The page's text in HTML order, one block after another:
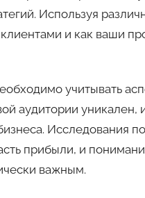
Используя
и как ваши
учитывать
аудитории уникален,
Исследования
прибыли, и
важным.